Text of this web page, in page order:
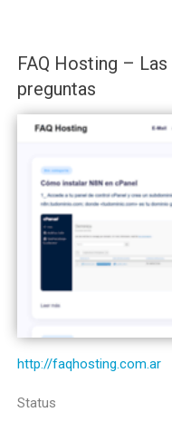
FAQ Hosting –
preguntas
http://faqhosting.com.ar
Status